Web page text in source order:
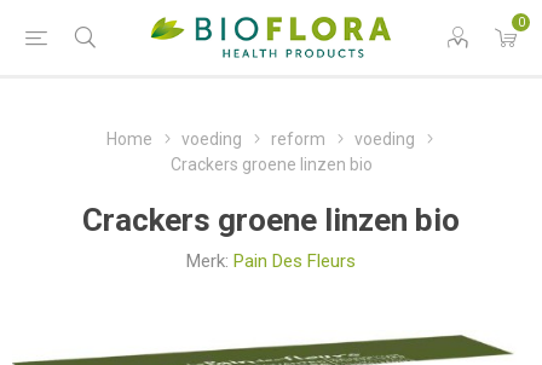
0
Home voeding reform
voeding
Crackers groene linzen bio
Crackers groene linzen bio
Merk: Pain Des Fleurs